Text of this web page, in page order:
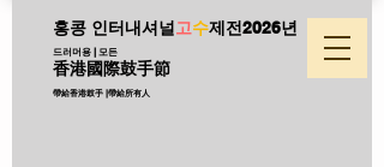
홍콩 인터내셔널 고수제전2026년
드러머용 | 모든
香港國際鼓手節
帶給香港鼓手 |帶給所有人